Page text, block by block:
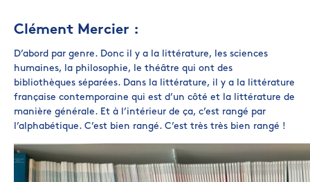
Clément Mercier :
D’abord par genre. Donc il y a la littérature, les sciences
humaines, la philosophie, le théâtre qui ont des
bibliothèques séparées. Dans la littérature, il y a la littérature
française contemporaine qui est d’un côté et la littérature de
manière générale. Et à l’intérieur de ça, c’est rangé par
l’alphabétique. C’est bien rangé. C’est très très bien rangé !